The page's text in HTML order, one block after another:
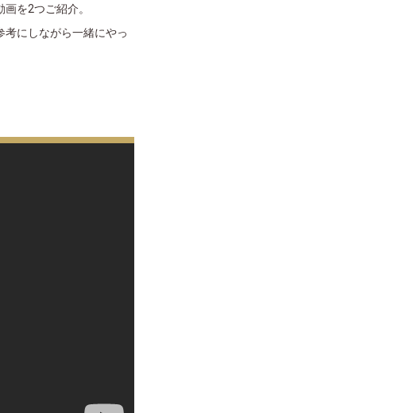
を2つご紹介。
にしながら一緒にやっ